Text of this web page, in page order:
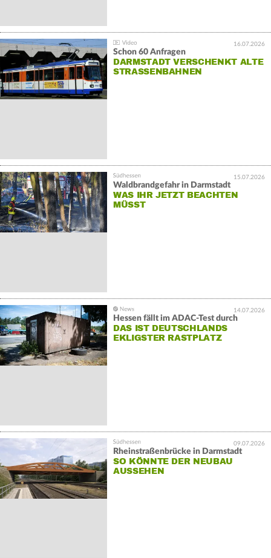
16.07.2026
Schon 60 Anfragen
DARMSTADT VERSCHENKT ALTE
STRASSENBAHNEN
15.07.2026
Waldbrandgefahr in Darmstadt
WAS IHR JETZT BEACHTEN
MÜSST
14.07.2026
Hessen fällt im ADAC-Test durch
DAS IST DEUTSCHLANDS
EKLIGSTER RASTPLATZ
09.07.2026
Rheinstraßenbrücke in Darmstadt
SO KÖNNTE DER NEUBAU
AUSSEHEN